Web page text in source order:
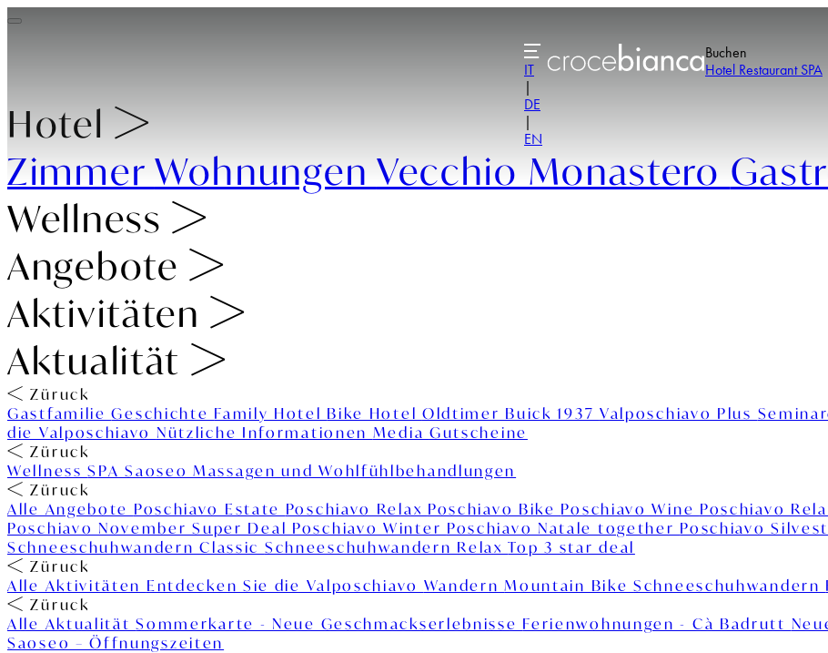
IT
|
DE
|
EN
Buchen
Hotel Restaurant SPA
Hotel
ZimmerWohnungenVecchio Monastero
Wellness
Angebote
Aktivitäten
Aktualität
Züruck
GastfamilieGeschichte Family Hotel Bike Hotel Oldtimer Buick 1937 Valposchiavo Plus
die Valposchiavo Nützliche Informationen Media Gutscheine
Züruck
WellnessSPA SaoseoMassagen und Wohlfühlbehandlungen
Züruck
Alle Angebote Poschiavo Estate Poschiavo Relax Poschiavo Bike Poschiavo Wine Poschiavo
Poschiavo November Super Deal Poschiavo Winter Poschiavo Natale together Poschiavo
Schneeschuhwandern Classic Schneeschuhwandern RelaxTop 3 star deal
Züruck
Alle Aktivitäten Entdecken Sie die Valposchiavo WandernMountain BikeSchneeschuhwandern
Züruck
Alle AktualitätSommerkarte - Neue Geschmackserlebnisse Ferienwohnungen - Cà Badrutt
Saoseo – Öffnungszeiten